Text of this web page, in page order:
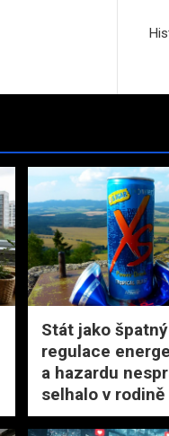
Stát jako
regulace
a hazardu
selhalo v rodině